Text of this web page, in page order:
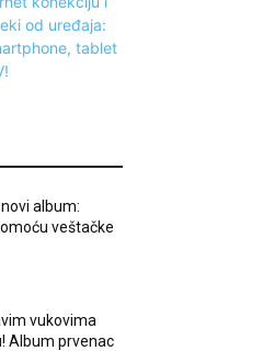
album:
veštačke
vukovima
Album prvenac